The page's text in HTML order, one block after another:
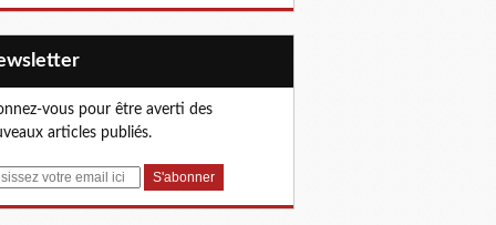
vous pour être averti des
articles publiés.